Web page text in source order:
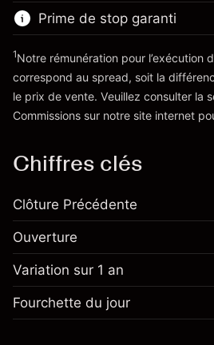
Vers la plateforme
Valeur nominale avec effet
Vers la plateforme
Prime de stop garanti
'Tarifs
1Notre rémunération pour l’exécution
correspond au spread, soit la
le prix de vente. Veuillez consulter la
Commissions sur notre site internet
Chiffres clés
Clôture Précédente
Ouverture
Variation sur 1 an
Fourchette du jour